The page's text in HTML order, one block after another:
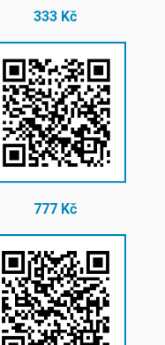
333 Kč
777 Kč